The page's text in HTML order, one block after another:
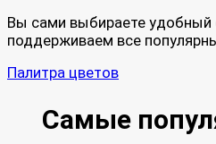
Вы сами выбираете
поддерживаем все
Палитра цветов
Самые